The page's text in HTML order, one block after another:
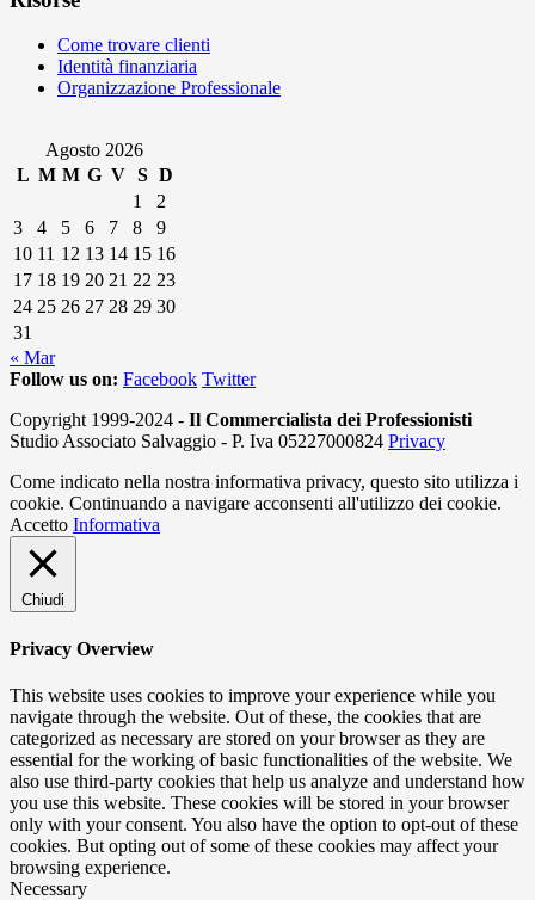
Come trovare clienti
Identità finanziaria
Organizzazione Professionale
Agosto 2026
L M M G V S D
1
2
3
4 5 6 7 8
9
10 11 12 13 14 15 16
17 18 19 20 21 22 23
24 25 26 27 28 29 30
31
« Mar
Follow us on: Facebook Twitter
Copyright 1999-2024 - Il Commercialista dei Professionisti
Studio Associato Salvaggio - P. Iva 05227000824 Privacy
Come indicato nella nostra informativa privacy, questo sito utilizza i
cookie. Continuando a navigare acconsenti all'utilizzo dei cookie.
Accetto Informativa
Chiudi
Privacy Overview
This website uses cookies to improve your experience while you
navigate through the website. Out of these, the cookies that are
categorized as necessary are stored on your browser as they are
essential for the working of basic functionalities of the website. We
also use third-party cookies that help us analyze and understand how
you use this website. These cookies will be stored in your browser
only with your consent. You also have the option to opt-out of these
cookies. But opting out of some of these cookies may affect your
browsing experience.
Necessary